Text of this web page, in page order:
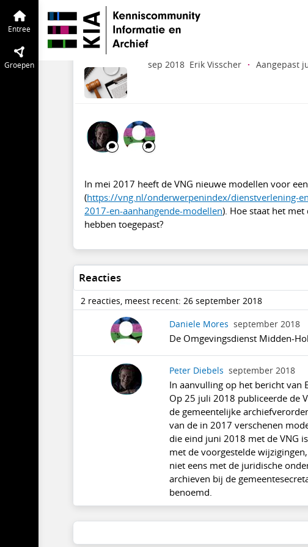
Entree
Groepen
Wet- en regelgeving Entree
Modellen VNG
informatiebeheer
sep 2018 Erik Visscher · Aangepast
In mei 2017 heeft de VNG nieuwe modellen voor
(https://vng.nl/onderwerpenindex/dienstverlening-
2017-en-aanhangende-modellen). Hoe staat het
hebben toegepast?
Reacties
2 reacties, meest recent: 26 september 2018
Daniele Mores september 2018
De Omgevingsdienst Midden-
Peter Diebels september 2018
In aanvulling op het bericht van
Op 25 juli 2018 publiceerde de
de gemeentelijke
van de in 2017 verschenen
die eind juni 2018 met de VNG
met de voorgestelde
niet eens met de juridische
archieven bij de
benoemd.